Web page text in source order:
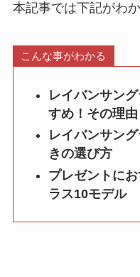
本記事では下記がわか
こんな事がわかる
レイバンサン
すめ！その理由
レイバンサン
きの選び方
プレゼントに
ラス10モデル